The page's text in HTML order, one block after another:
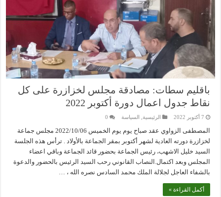
باقليم سطات: مصادقة مجلس لخزازرة على كل
نقاط جدول اعمال دورة أكتوبر 2022
7 أكتوبر 2022 الرئيسية السياسة 0
المصطفى الزواوي عقد صباح يوم يوم الخميس 2022/10/06 مجلس جماعة
لخزازرة دورته العادية لشهر أكتوبر بمقر الجماعة بالأولاد . ترأس هذه الجلسة
السيد خليل الاشهب، رئيس الجماعة بحضور قائد الجماعة وباقي اعضاء
المجلس وبعد اكتمال.النصاب القانوني رحب السيد الرئيس بالحضور والدعوة
بالشفاء العاجل لجلالة الملك محمد السادس نصره الله ، …
أكمل القراءة »